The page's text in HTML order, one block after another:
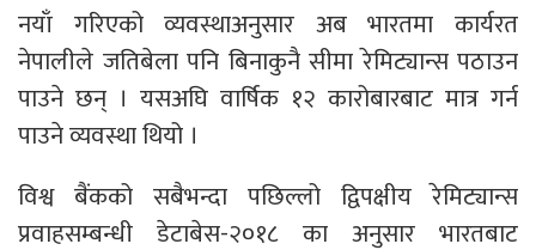
नयाँ गरिएको व्यवस्थाअनुसार अब भारतमा कार्यरत
नेपालीले जतिबेला पनि बिनाकुनै सीमा रेमिट्यान्स पठाउन
पाउने छन् । यसअघि वार्षिक १२ कारोबारबाट मात्र गर्न
पाउने व्यवस्था थियो ।
विश्व बैंकको सबैभन्दा पछिल्लो द्विपक्षीय रेमिट्यान्स
प्रवाहसम्बन्धी डेटाबेस-२०१८ का अनुसार भारतबाट